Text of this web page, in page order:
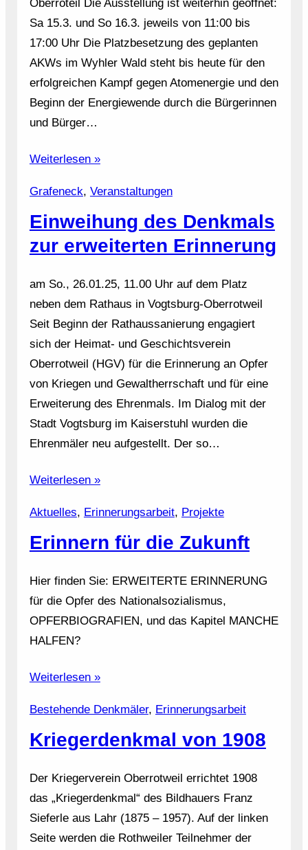
Oberroteil Die Ausstellung ist weiterhin geöffnet:
Sa 15.3. und So 16.3. jeweils von 11:00 bis
17:00 Uhr Die Platzbesetzung des geplanten
AKWs im Wyhler Wald steht bis heute für den
erfolgreichen Kampf gegen Atomenergie und den
Beginn der Energiewende durch die Bürgerinnen
und Bürger…
Weiterlesen »
Grafeneck, Veranstaltungen
Einweihung des Denkmals
zur erweiterten Erinnerung
am So., 26.01.25, 11.00 Uhr auf dem Platz
neben dem Rathaus in Vogtsburg-Oberrotweil
Seit Beginn der Rathaussanierung engagiert
sich der Heimat- und Geschichtsverein
Oberrotweil (HGV) für die Erinnerung an Opfer
von Kriegen und Gewaltherrschaft und für eine
Erweiterung des Ehrenmals. Im Dialog mit der
Stadt Vogtsburg im Kaiserstuhl wurden die
Ehrenmäler neu aufgestellt. Der so…
Weiterlesen »
Aktuelles, Erinnerungsarbeit, Projekte
Erinnern für die Zukunft
Hier finden Sie: ERWEITERTE ERINNERUNG
für die Opfer des Nationalsozialismus,
OPFERBIOGRAFIEN, und das Kapitel MANCHE
HALFEN?
Weiterlesen »
Bestehende Denkmäler, Erinnerungsarbeit
Kriegerdenkmal von 1908
Der Kriegerverein Oberrotweil errichtet 1908
das „Kriegerdenkmal“ des Bildhauers Franz
Sieferle aus Lahr (1875 – 1957). Auf der linken
Seite werden die Rothweiler Teilnehmer der